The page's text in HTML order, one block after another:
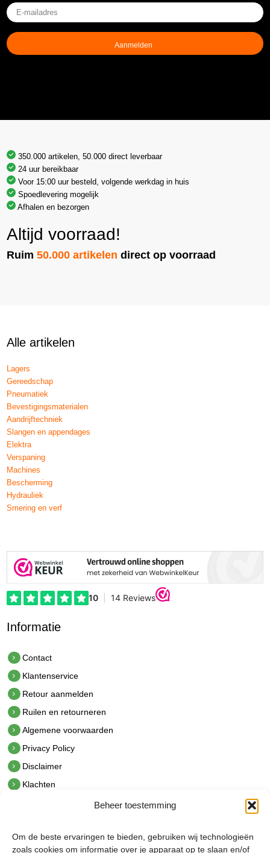
Beheer toestemming
Om de beste ervaringen te bieden, gebruiken wij technologieën
zoals cookies om informatie over je apparaat op te slaan en/of
E-
mailadres
(Vereist)
350.000 artikelen, 50.000 direct leverbaar
24 uur bereikbaar
Voor 15:00 uur besteld, volgende werkdag in huis
Spoedlevering mogelijk
Afhalen en bezorgen
Altijd voorraad!
Ruim50.000 artikelen direct op voorraad
Alle artikelen
Lagers
Gereedschap
Pneumatiek
Bevestigingsmaterialen
Aandrijftechniek
Slangen en appendages
Elektra
Verspaning
Machines
Bescherming
Hydrauliek
Smering en verf
Informatie
Contact
Klantenservice
Retour aanmelden
Ruilen en retourneren
Algemene voorwaarden
Privacy Policy
Disclaimer
Klachten
hetindustriehuis B.V.
De Hoek 1 1601 MR Enkhuizen